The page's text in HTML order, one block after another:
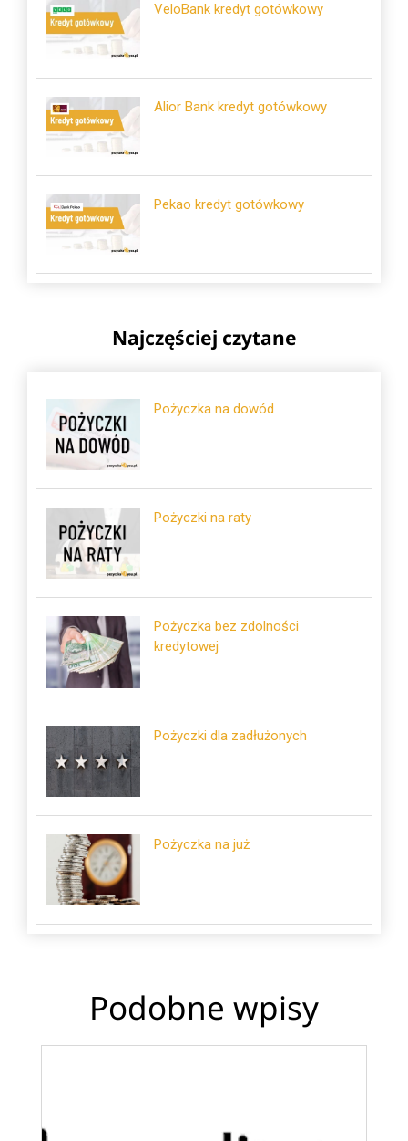
VeloBank kredyt gotówkowy
Alior Bank kredyt gotówkowy
Pekao kredyt gotówkowy
Najczęściej czytane
Pożyczka na dowód
Pożyczki na raty
Pożyczka bez zdolności
kredytowej
Pożyczki dla zadłużonych
Pożyczka na już
Podobne wpisy